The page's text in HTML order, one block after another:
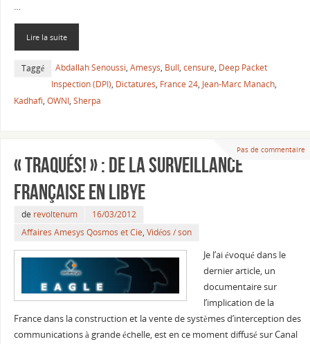
…
Lire la suite
Taggé Abdallah Senoussi, Amesys, Bull, censure, Deep Packet
Inspection (DPI), Dictatures, France 24, Jean-Marc Manach,
Kadhafi, OWNI, Sherpa
Pas de commentaire
« Traqués! » : de la surveillance
française en Libye
de revoltenum
16/03/2012
Affaires Amesys Qosmos et Cie, Vidéos / son
Je l’ai évoqué dans le
dernier article, un
documentaire sur
l’implication de la
France dans la construction et la vente de systèmes d’interception des
communications à grande échelle, est en ce moment diffusé sur Canal